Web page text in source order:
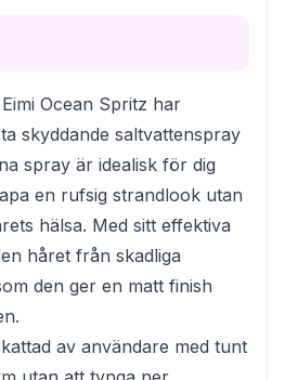
Ocean Spritz har
skyddande saltvattenspray
spray är idealisk för dig
en rufsig strandlook utan
hälsa. Med sitt effektiva
håret från skadliga
den ger en matt finish
av användare med tunt